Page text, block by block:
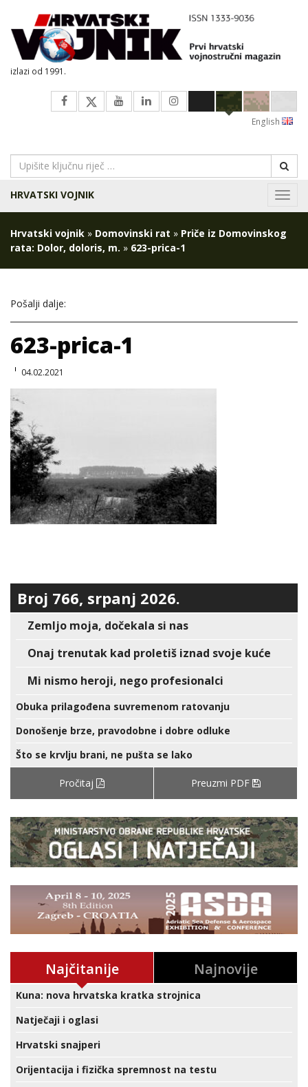
izlazi od 1991.
English
HRVATSKI VOJNIK
Hrvatski vojnik » Domovinski rat » Priče iz Domovinskog
rata: Dolor, doloris, m. » 623-prica-1
Pošalji dalje:
623-prica-1
04.02.2021
Broj 766, srpanj 2026.
Zemljo moja, dočekala si nas
Onaj trenutak kad proletiš iznad svoje kuće
Mi nismo heroji, nego profesionalci
Obuka prilagođena suvremenom ratovanju
Donošenje brze, pravodobne i dobre odluke
Što se krvlju brani, ne pušta se lako
Pročitaj Preuzmi PDF
Najčitanije Najnovije
Kuna: nova hrvatska kratka strojnica
Natječaji i oglasi
Hrvatski snajperi
Orijentacija i fizička spremnost na testu